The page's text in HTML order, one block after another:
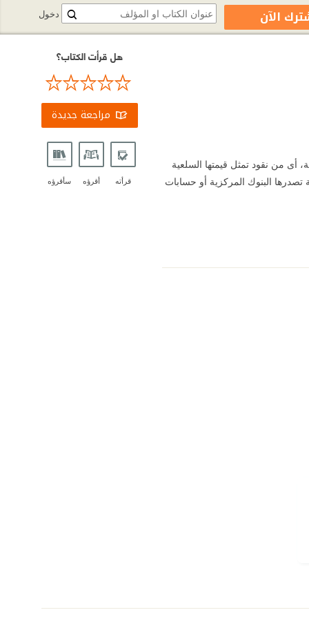
أى من نقود تمثل قيمتها السلعية
تصدرها البنوك المركزية أو حسابات
هل قرأت الكتاب؟
مراجعة جديدة
قرأته أقرؤه سأقرؤه
دخول الآن